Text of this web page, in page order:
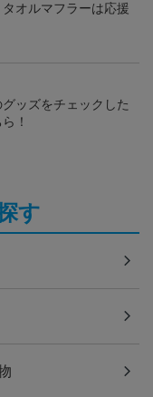
オルマフラーは応援
ッズをチェックした
！
す